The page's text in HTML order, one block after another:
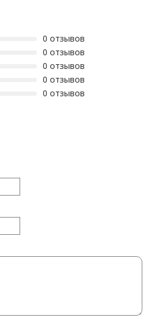
0 отзывов
0 отзывов
0 отзывов
0 отзывов
0 отзывов